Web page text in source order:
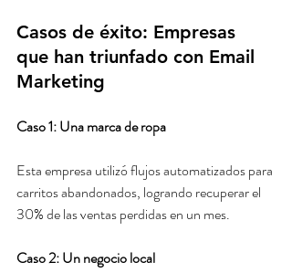
Casos de éxito: Empresas
que han triunfado con Email
Marketing
Caso 1: Una marca de ropa
Esta empresa utilizó flujos automatizados para
carritos abandonados, logrando recuperar el
30% de las ventas perdidas en un mes.
Caso 2: Un negocio local